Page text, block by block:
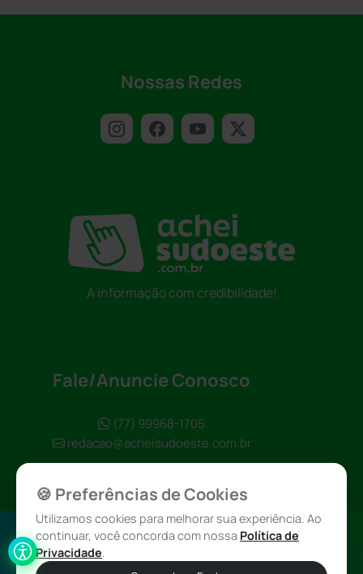
Nossas Redes
A informação com credibilidade!
Fale/Anuncie Conosco
(77) 99968-1705
redacao@acheisudoeste.com.br
Política de
Privacidade
Achei Sudoeste
© 2026 - Todos
🍪 Preferências de Cookies
Utilizamos cookies para melhorar sua experiência. Ao
continuar, você concorda com nossa Política de
Privacidade.